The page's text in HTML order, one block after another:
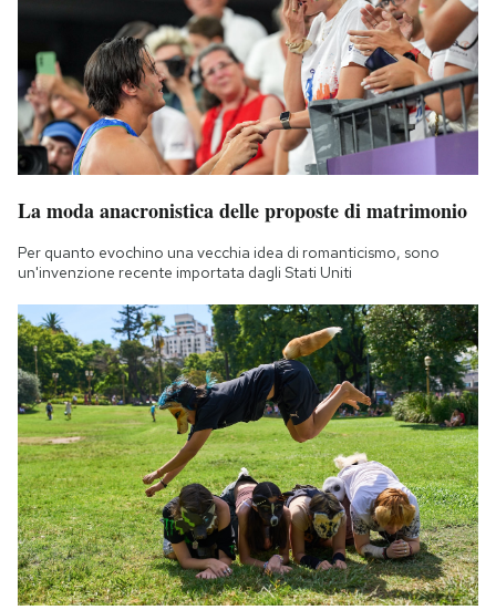
La moda anacronistica delle proposte di matrimonio
Per quanto evochino una vecchia idea di romanticismo, sono
un'invenzione recente importata dagli Stati Uniti